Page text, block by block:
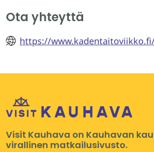
Ota yhteyttä
https://
Visit Kauhava on Kauhavan
virallinen matkailusivusto.